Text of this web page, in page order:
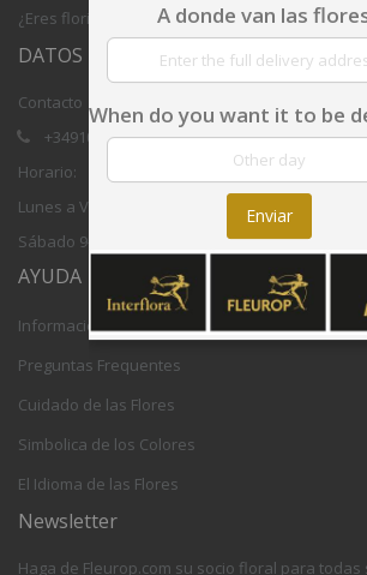
¿Eres florista?Únete a Fleurop.com
DATOS DE CONTACTO
Contacto
+34910059708
Horario:
Lunes a Viernes 8,30 - 17,30h CET
Sábado 9-12h CET
AYUDA
Información Sobre la Entrega
Preguntas Frequentes
Cuidado de las Flores
Simbolica de los Colores
El Idioma de las Flores
Newsletter
Haga de Fleurop.com su socio floral para
A donde van las
When do you want it to be
Enviar